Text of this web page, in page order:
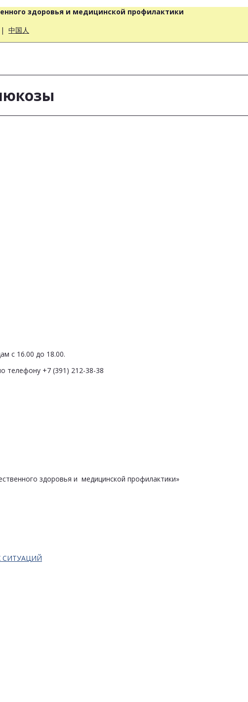
здоровья и медицинской профилактики
| 中国人
СИТУАЦИЙ
с 16.00 до 18.00.
телефону +7 (391) 212-38-38
здоровья и медицинской профилактики»